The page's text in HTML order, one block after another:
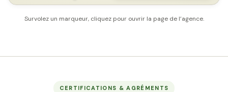
Survolez un marqueur, cliquez pour ouvrir la page de l’agence.
CERTIFICATIONS & AGRÉMENTS